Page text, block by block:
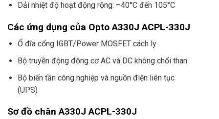
Dải nhiệt độ hoạt động rộng: –40°C đến 105°C
Các ứng dụng của Opto A330J ACPL-330J
Ổ đĩa cổng IGBT/Power MOSFET cách ly
Bộ truyền động động cơ AC và DC không chổi than
Bộ biến tần công nghiệp và nguồn điện liên tục
(UPS)
Sơ đồ chân A330J ACPL-330J